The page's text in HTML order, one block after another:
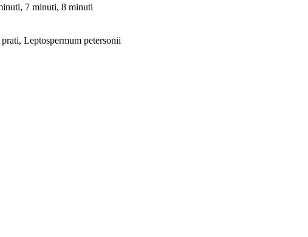
7 minuti, 8 minuti
Leptospermum petersonii